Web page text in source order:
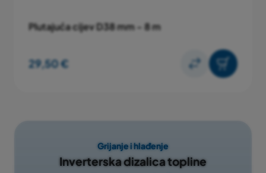
Plutajuća cijev D38 mm - 8 m
29,50 €
Grijanje i hlađenje
Inverterska dizalica topline